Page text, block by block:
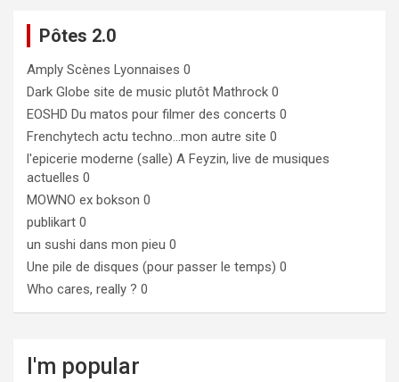
Pôtes 2.0
Amply Scènes Lyonnaises 0
Dark Globe site de music plutôt Mathrock 0
EOSHD Du matos pour filmer des concerts 0
Frenchytech actu techno…mon autre site 0
l'epicerie moderne (salle) A Feyzin, live de musiques
actuelles 0
MOWNO ex bokson 0
publikart 0
un sushi dans mon pieu 0
Une pile de disques (pour passer le temps) 0
Who cares, really ? 0
I'm popular